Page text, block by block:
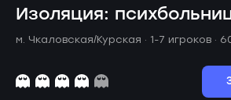
Изоляция:
м. Чкаловская/Курская · 1-7 игроков ·